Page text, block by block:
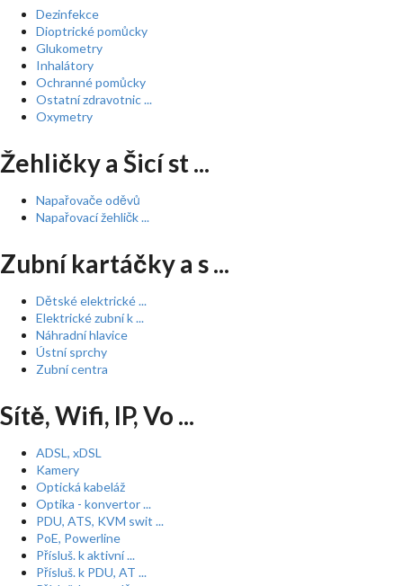
Dezinfekce
Dioptrické pomůcky
Glukometry
Inhalátory
Ochranné pomůcky
Ostatní zdravotnic ...
Oxymetry
Žehličky a Šicí st ...
Napařovače oděvů
Napařovací žehličk ...
Zubní kartáčky a s ...
Dětské elektrické ...
Elektrické zubní k ...
Náhradní hlavice
Ústní sprchy
Zubní centra
Sítě, Wifi, IP, Vo ...
ADSL, xDSL
Kamery
Optická kabeláž
Optika - konvertor ...
PDU, ATS, KVM swit ...
PoE, Powerline
Přísluš. k aktivní ...
Přísluš. k PDU, AT ...